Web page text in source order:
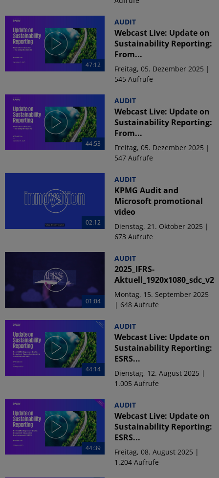
47:12
AUDIT
Webcast Live: Update on
Sustainability Reporting:
From...
Freitag, 05. Dezember 2025 |
545 Aufrufe
44:53
AUDIT
Webcast Live: Update on
Sustainability Reporting:
From...
Freitag, 05. Dezember 2025 |
547 Aufrufe
02:12
AUDIT
KPMG Audit and
Microsoft promotional
video
Dienstag, 21. Oktober 2025 |
673 Aufrufe
01:04
AUDIT
2025_IFRS-
Aktuell_1920x1080_sdc_v2
Montag, 15. September 2025
| 648 Aufrufe
44:14
AUDIT
Webcast Live: Update on
Sustainability Reporting:
ESRS...
Dienstag, 12. August 2025 |
1.005 Aufrufe
44:39
AUDIT
Webcast Live: Update on
Sustainability Reporting:
ESRS...
Freitag, 08. August 2025 |
1.204 Aufrufe